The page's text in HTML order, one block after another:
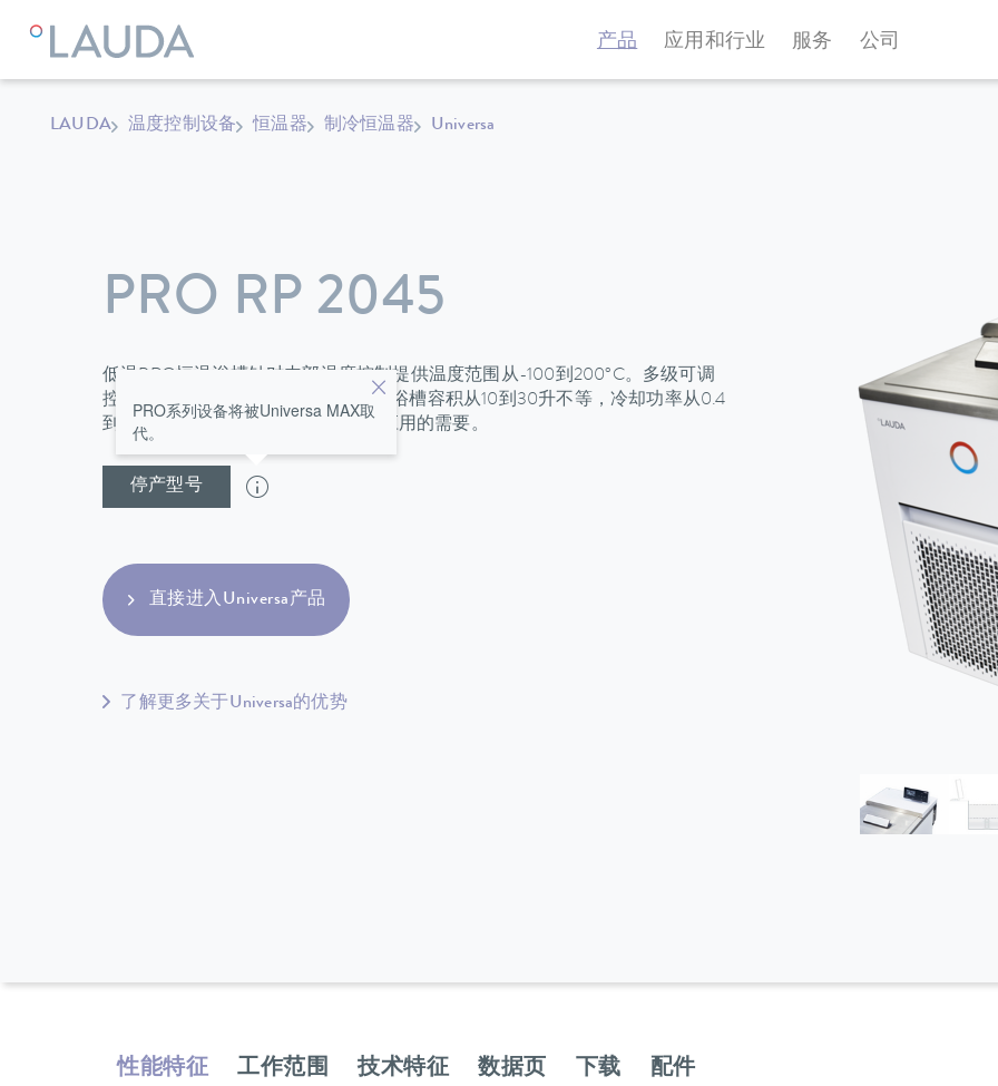
产品 应用和行业 服务 公司
LAUDA 温度控制设备 恒温器 制冷恒温器 Universa
PRO RP 2045
低温PRO恒温浴槽针对内部温度控制提供温度范围从-100到200°C。多级可调
控的泵保证了浴槽内优异的均一性。浴槽容积从10到30升不等，冷却功率从0.4
到1.5kW；低温恒温器满足很广泛的应用的需要。
停产型号
PRO系列设备将被Universa MAX取
代。
直接进入Universa产品
了解更多关于Universa的优势
性能特征 工作范围 技术特征 数据页 下载 配件